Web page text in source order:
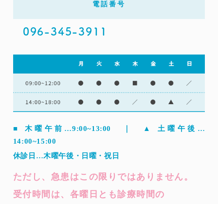
電話番号
096-345-3911
■ 木曜午前…9:00~13:00 ｜ ▲ 土曜午後…
14:00~15:00
休診日…木曜午後・日曜・祝日
ただし、急患はこの限りではありません。
受付時間は、各曜日とも診療時間の